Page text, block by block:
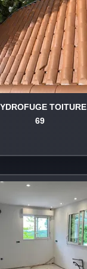
TOITURE
69